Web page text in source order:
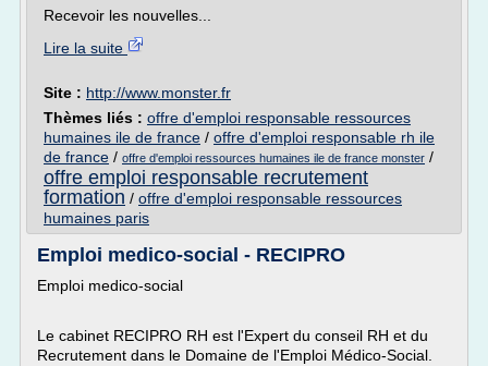
Recevoir les nouvelles...
Lire la suite
Site : http://www.monster.fr
Thèmes liés : offre d'emploi responsable ressources
humaines ile de france / offre d'emploi responsable rh ile
de france / offre d'emploi ressources humaines ile de france monster /
offre emploi responsable recrutement
formation / offre d'emploi responsable ressources
humaines paris
Emploi medico-social - RECIPRO
Emploi medico-social
Le cabinet RECIPRO RH est l'Expert du conseil RH et du
Recrutement dans le Domaine de l'Emploi Médico-Social.